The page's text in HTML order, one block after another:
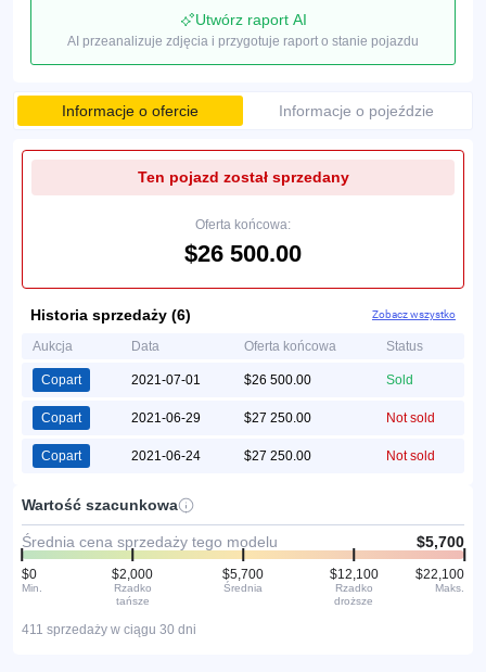
Utwórz raport AI
AI przeanalizuje zdjęcia i przygotuje raport o stanie pojazdu
Informacje o ofercie Informacje o pojeździe
Ten pojazd został sprzedany
Oferta końcowa:
$26 500.00
Historia sprzedaży (6) Zobacz wszystko
Aukcja Data Oferta końcowa Status
Copart 2021-07-01 $26 500.00 Sold
Copart 2021-06-29 $27 250.00 Not sold
Copart 2021-06-24 $27 250.00 Not sold
Wartość szacunkowa
Średnia cena sprzedaży tego modelu $5,700
$0
Min.
$2,000
Rzadko
tańsze
$5,700
Średnia
$12,100
Rzadko
droższe
$22,100
Maks.
411 sprzedaży w ciągu 30 dni